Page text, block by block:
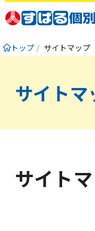
トップ サイトマップ
サイトマ
サイト